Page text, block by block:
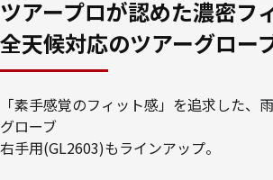
ツアープロが認めた濃密フ
全天候対応のツアーグローブ
「素手感覚のフィット感」を追求した、
グローブ
右手用(GL2603)もラインアップ。